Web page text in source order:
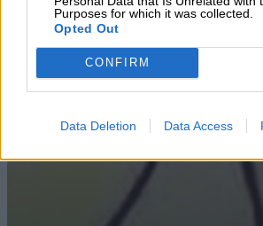
Purposes for which it was collected.
Opted Out
CONFIRM
Data Deletion Data Access